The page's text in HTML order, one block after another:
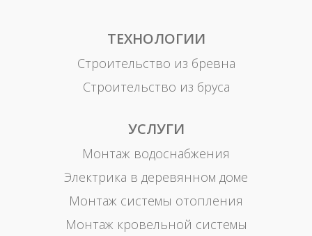
ТЕХНОЛОГИИ
Строительство из бревна
Строительство из бруса
УСЛУГИ
Монтаж водоснабжения
Электрика в деревянном доме
Монтаж системы отопления
Монтаж кровельной системы